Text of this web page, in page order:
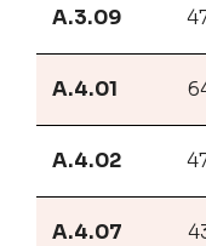
A.3.09
A.4.01
A.4.02
A.4.07